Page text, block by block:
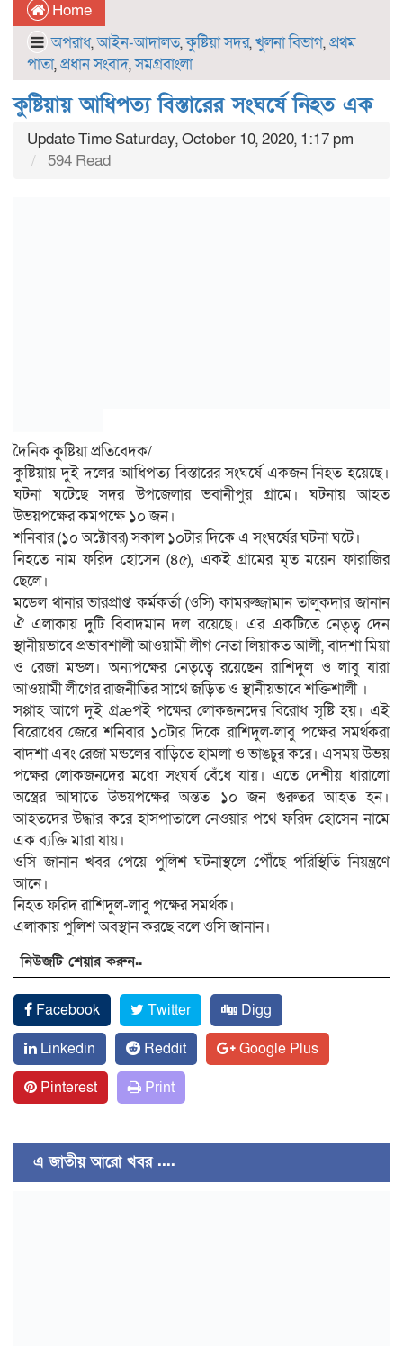
Home
অপরাধ,আইন-আদালত,কুষ্টিয়া সদর,খুলনা বিভাগ,প্রথম
পাতা,প্রধান সংবাদ,সমগ্রবাংলা
কুষ্টিয়ায় আধিপত্য বিস্তারের সংঘর্ষে নিহত এক
Update Time Saturday, October 10, 2020, 1:17 pm
594 Read
দৈনিক কুষ্টিয়া প্রতিবেদক/
কুষ্টিয়ায় দুই দলের আধিপত্য বিস্তারের সংঘর্ষে একজন নিহত হয়েছে।
ঘটনা ঘটেছে সদর উপজেলার ভবানীপুর গ্রামে। ঘটনায় আহত
উভয়পক্ষের কমপক্ষে ১০ জন।
শনিবার (১০ অক্টোবর) সকাল ১০টার দিকে এ সংঘর্ষের ঘটনা ঘটে।
নিহতে নাম ফরিদ হোসেন (৪৫), একই গ্রামের মৃত ময়েন ফারাজির
ছেলে।
মডেল থানার ভারপ্রাপ্ত কর্মকর্তা (ওসি) কামরুজ্জামান তালুকদার জানান
ঐ এলাকায় দুটি বিবাদমান দল রয়েছে। এর একটিতে নেতৃত্ব দেন
স্থানীয়ভাবে প্রভাবশালী আওয়ামী লীগ নেতা লিয়াকত আলী, বাদশা মিয়া
ও রেজা মন্ডল। অন্যপক্ষের নেতৃত্বে রয়েছেন রাশিদুল ও লাবু যারা
আওয়ামী লীগের রাজনীতির সাথে জড়িত ও স্থানীয়ভাবে শক্তিশালী ।
সপ্পাহ আগে দুই গ্রæপই পক্ষের লোকজনদের বিরোধ সৃষ্টি হয়। এই
বিরোধের জেরে শনিবার ১০টার দিকে রাশিদুল-লাবু পক্ষের সমর্থকরা
বাদশা এবং রেজা মন্ডলের বাড়িতে হামলা ও ভাঙচুর করে। এসময় উভয়
পক্ষের লোকজনদের মধ্যে সংঘর্ষ বেঁধে যায়। এতে দেশীয় ধারালো
অস্ত্রের আঘাতে উভয়পক্ষের অন্তত ১০ জন গুরুতর আহত হন।
আহতদের উদ্ধার করে হাসপাতালে নেওয়ার পথে ফরিদ হোসেন নামে
এক ব্যক্তি মারা যায়।
ওসি জানান খবর পেয়ে পুলিশ ঘটনাস্থলে পৌঁছে পরিস্থিতি নিয়ন্ত্রণে
আনে।
নিহত ফরিদ রাশিদুল-লাবু পক্ষের সমর্থক।
এলাকায় পুলিশ অবস্থান করছে বলে ওসি জানান।
নিউজটি শেয়ার করুন..
Facebook Twitter
Digg
Linkedin
Reddit
Google Plus
Pinterest
Print
এ জাতীয় আরো খবর ....